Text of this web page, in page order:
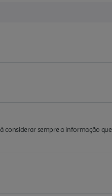
considerar sempre a informação que